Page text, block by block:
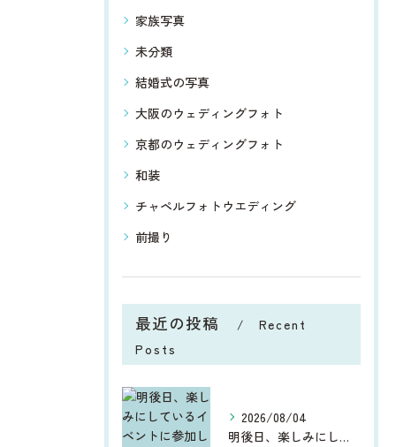
家族写真
未分類
結婚式の写真
大阪のウェディングフォト
京都のウェディングフォト
和装
チャペルフォトウエディング
前撮り
最近の投稿
Recent
Posts
2026/08/04
明後日、楽しみにしているイベントに参加します。